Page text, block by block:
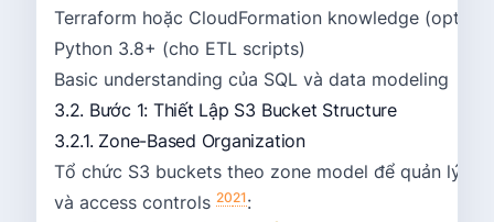
Terraform hoặc CloudFormation knowledge
Python 3.8+ (cho ETL scripts)
Basic understanding của SQL và data modeling
3.2. Bước 1: Thiết Lập S3 Bucket Structure
3.2.1. Zone-Based Organization
Tổ chức S3 buckets theo zone model để quản lý
và access controls 2021: